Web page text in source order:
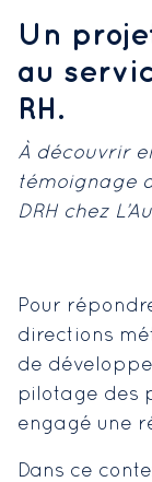
Un
au
RH.
À découvrir
témoignage
DRH chez
Pour
directions
de
pilotage des
engagé une
Dans ce